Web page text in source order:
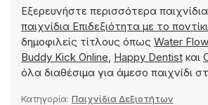
Εξερευνήστε περισσότερα
παιχνίδια Επιδεξιότητα με το ποντίκι
δημοφιλείς τίτλους όπως Water
Buddy Kick Online, Happy Dentist και
όλα διαθέσιμα για άμεσο παιχνίδι
Κατηγορία: Παιχνίδια Δεξιοτήτων